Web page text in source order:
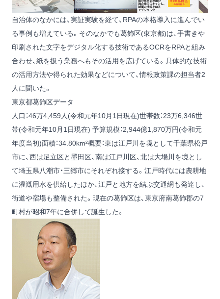
自治体のなかには、実証実験を経て、RPAの本格導入に進んでい
る事例も増えている。そのなかでも葛飾区(東京都)は、手書きや
印刷された文字をデジタル化する技術であるOCRをRPAと組み
合わせ、紙を扱う業務へもその活用を広げている。具体的な技術
の活用方法や得られた効果などについて、情報政策課の担当者2
人に聞いた。
東京都葛飾区データ
人口：46万4,459人(令和元年10月1日現在)世帯数：23万6,346世
帯(令和元年10月1日現在) 予算規模：2,944億1,870万円(令和元
年度当初)面積：34.80km²概要：東は江戸川を境として千葉県松戸
市に、西は足立区と墨田区、南は江戸川区、北は大場川を境とし
て埼玉県八潮市・三郷市にそれぞれ接する。江戸時代には農耕地
に灌漑用水を供給したほか、江戸と地方を結ぶ交通網も発達し、
街道や宿場も整備された。現在の葛飾区は、東京府南葛飾郡の7
町村が昭和7年に合併して誕生した。